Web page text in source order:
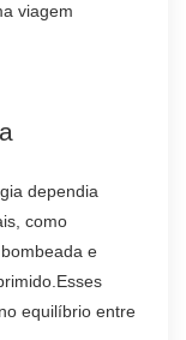
viagem
dependia
como
e
equilíbrio entre